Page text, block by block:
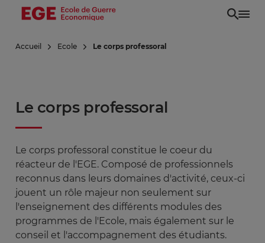
Aller
principal
Accueil Ecole Le corps professoral
Le corps professoral
Le corps professoral constitue le coeur du
réacteur de l'EGE. Composé de professionnels
reconnus dans leurs domaines d'activité, ceux-ci
jouent un rôle majeur non seulement sur
l'enseignement des différents modules des
programmes de l'Ecole, mais également sur le
conseil et l'accompagnement des étudiants.